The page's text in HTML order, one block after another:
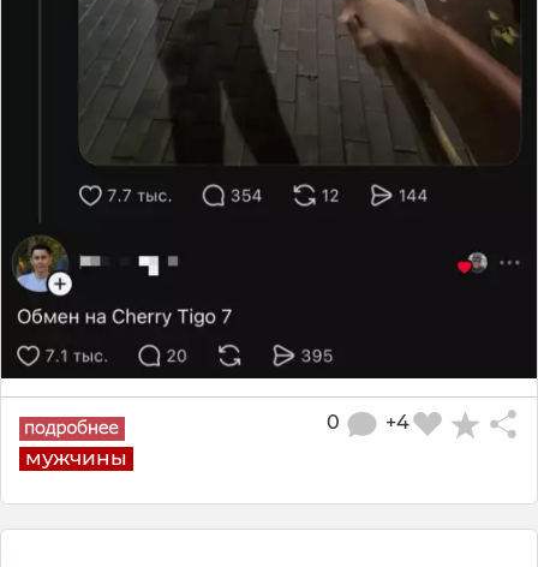
мужчины
+4
0